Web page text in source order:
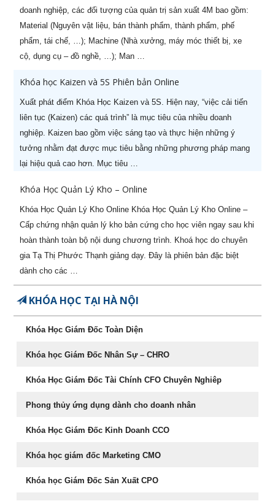
doanh nghiệp, các đối tượng của quản trị sản xuất 4M bao gồm:
Material (Nguyên vật liệu, bán thành phẩm, thành phẩm, phế
phẩm, tái chế, …); Machine (Nhà xưởng, máy móc thiết bị, xe
cộ, dụng cụ – đồ nghề, …); Man …
Khóa học Kaizen và 5S Phiên bản Online
Xuất phát điểm Khóa Học Kaizen và 5S. Hiện nay, “việc cải tiến
liên tục (Kaizen) các quá trình” là mục tiêu của nhiều doanh
nghiệp. Kaizen bao gồm việc sáng tạo và thực hiện những ý
tưởng nhằm đạt được mục tiêu bằng những phương pháp mang
lại hiệu quả cao hơn. Mục tiêu …
Khóa Học Quản Lý Kho – Online
Khóa Học Quản Lý Kho Online Khóa Học Quản Lý Kho Online –
Cấp chứng nhận quản lý kho bản cứng cho học viên ngay sau khi
hoàn thành toàn bộ nội dung chương trình. Khoá học do chuyên
gia Tạ Thị Phước Thạnh giảng dạy. Đây là phiên bản đặc biệt
dành cho các …
KHÓA HỌC TẠI HÀ NỘI
Khóa Học Giám Đốc Toàn Diện
Khóa học Giám Đốc Nhân Sự – CHRO
Khóa Học Giám Đốc Tài Chính CFO Chuyên Nghiêp
Phong thủy ứng dụng dành cho doanh nhân
Khóa Học Giám Đốc Kinh Doanh CCO
Khóa học giám đốc Marketing CMO
Khóa học Giám Đốc Sản Xuất CPO
5
Kỹ năng Thuyết trình chuyên
nghiệp (-50%)
07/08/2026
6
CPO - Giám đốc sản xuất
lượng & đàm phán (-50%)
8
Khoá học Kỹ năng bán hàng
hiệu quả (-50%)
21/08/2026
Giám Đốc Điều Hành chuyên
10
[ZOOM ONLINE] Khoá học
Nâng cao Năng lực Cho Quản
Lý Cấp Trung (-50% còn
14/09/2026
087.947.3579